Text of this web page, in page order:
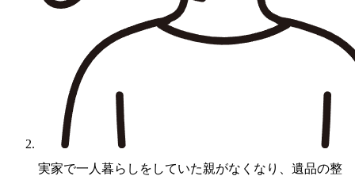
実家で一人暮らしをしていた親がなくなり、遺品の整